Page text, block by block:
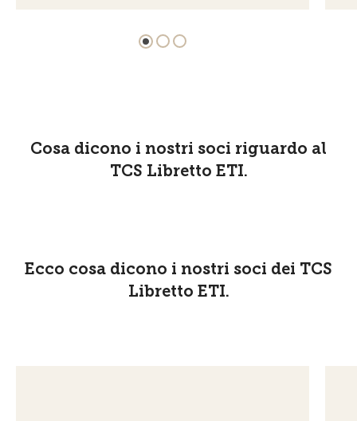
Cosa dicono i nostri soci riguardo al
TCS Libretto ETI.
Ecco cosa dicono i nostri soci dei TCS
Libretto ETI.